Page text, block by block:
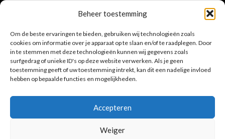
Beheer toestemming
Om de beste ervaringen te bieden, gebruiken wij technologieën zoals
cookies om informatie over je apparaat op te slaan en/of te raadplegen. Door
in te stemmen met deze technologieën kunnen wij gegevens zoals
surfgedrag of unieke ID's op deze website verwerken. Als je geen
toestemming geeft of uw toestemming intrekt, kan dit een nadelige invloed
hebben op bepaalde functies en mogelijkheden.
Accepteren
Weiger
Verzenden en retour